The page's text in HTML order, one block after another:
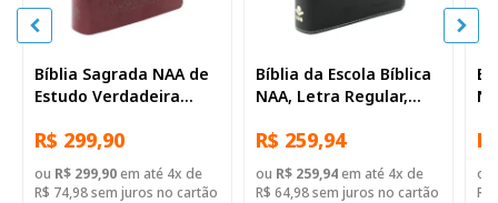
Bíblia Sagrada NAA de
Estudo Verdadeira
Regular, com mapa,
Capa Couro Sintético
Ilustrada Marrom
R$ 299,90
ou R$ 299,90em até 4x de
R$ 74,98 sem juros no cartão
Bíblia da Escola Bíblica
NAA, Letra Regular,
Sintético Preta
R$ 259,94
ou R$ 259,94em até 4x de
R$ 64,98 sem juros no cartão
ou
R$